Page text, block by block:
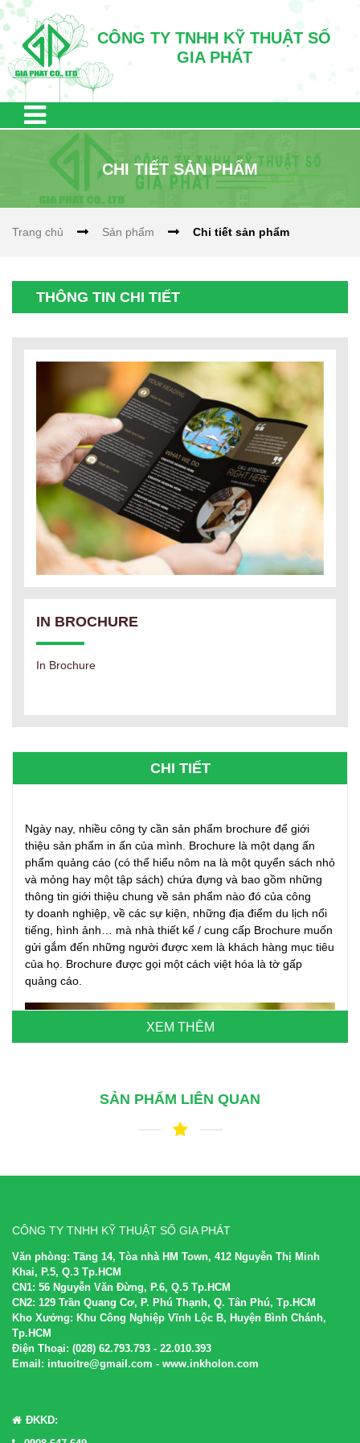
CÔNG TY TNHH KỸ THUẬT SỐ
GIA PHÁT
CHI TIẾT SẢN PHẨM
Trang chủ Sản phẩm Chi tiết sản phẩm
THÔNG TIN CHI TIẾT
IN BROCHURE
In Brochure
CHI TIẾT
Ngày nay, nhiều công ty cần sản phẩm brochure để giới
thiệu sản phẩm in ấn của mình. Brochure là một dạng ấn
phẩm quảng cáo (có thể hiểu nôm na là một quyển sách nhỏ
và mỏng hay một tập sách) chứa đựng và bao gồm những
thông tin giới thiệu chung về sản phẩm nào đó của công
ty doanh nghiệp, về các sự kiện, những địa điểm du lịch nổi
tiếng, hình ảnh… mà nhà thiết kế / cung cấp Brochure muốn
gửi gắm đến những người được xem là khách hàng mục tiêu
của họ. Brochure được gọi một cách việt hóa là tờ gấp
quảng cáo.
XEM THÊM
SẢN PHẨM LIÊN QUAN
CÔNG TY TNHH KỸ THUẬT SỐ GIA PHÁT
Văn phòng: Tầng 14, Tòa nhà HM Town, 412 Nguyễn Thị Minh
Khai, P.5, Q.3 Tp.HCM
CN1: 56 Nguyễn Văn Đừng, P.6, Q.5 Tp.HCM
CN2: 129 Trần Quang Cơ, P. Phú Thạnh, Q. Tân Phú, Tp.HCM
Kho Xưởng: Khu Công Nghiệp Vĩnh Lộc B, Huyện Bình Chánh,
Tp.HCM
Điện Thoại: (028) 62.793.793 - 22.010.393
Email: intuoitre@gmail.com - www.inkholon.com
ĐKKD: